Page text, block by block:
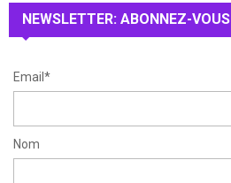
NEWSLETTER: ABONNEZ-VOUS
Email*
Nom